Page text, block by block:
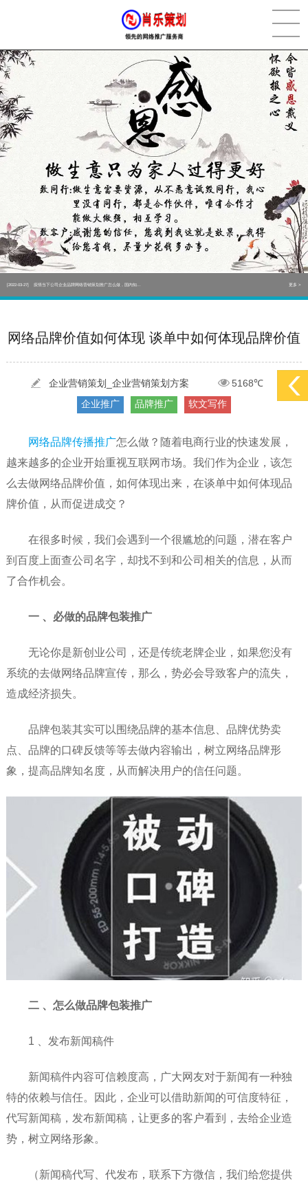
[2022-05-29] 实体门店如何做网络推广吸引客户，实体店网络营销技巧... 更多 >
[2022-05-04] 污水处理设备厂家产品如何做网络推广（污水处理项目网... 更多 >
[2022-03-27] 疫情当下公司企业品牌网络营销策划推广怎么做，国内知... 更多 >
[2022-05-29] 实体门店如何做网络推广吸引客户，实体店网络营销技巧... 更多 >
疫情当下公司企业品牌网络营销策划推广怎么做，国内知... 更多 >
网络品牌价值如何体现 谈单中如何体现品牌价值
企业营销策划_企业营销策划方案
5168℃
企业推广
品牌推广 软文写作
网络品牌传播推广怎么做？随着电商行业的快速发展，
越来越多的企业开始重视互联网市场。我们作为企业，该怎
么去做网络品牌价值，如何体现出来，在谈单中如何体现品
牌价值，从而促进成交？
在很多时候，我们会遇到一个很尴尬的问题，潜在客户
到百度上面查公司名字，却找不到和公司相关的信息，从而
了合作机会。
一 、必做的品牌包装推广
无论你是新创业公司，还是传统老牌企业，如果您没有
系统的去做网络品牌宣传，那么，势必会导致客户的流失，
造成经济损失。
品牌包装其实可以围绕品牌的基本信息、品牌优势卖
点、品牌的口碑反馈等等去做内容输出，树立网络品牌形
象，提高品牌知名度，从而解决用户的信任问题。
二 、怎么做品牌包装推广
1 、发布新闻稿件
新闻稿件内容可信赖度高，广大网友对于新闻有一种独
特的依赖与信任。因此，企业可以借助新闻的可信度特征，
代写新闻稿，发布新闻稿，让更多的客户看到，去给企业造
势，树立网络形象。
（新闻稿代写、代发布，联系下方微信，我们给您提供